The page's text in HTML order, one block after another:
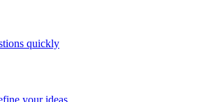
quickly
your ideas